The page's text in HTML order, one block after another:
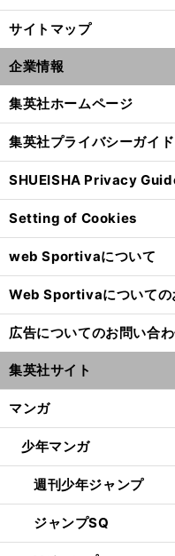
サイトマップ
企業情報
集英社ホームページ
集英社プライバシーガイ
SHUEISHA Privacy
Setting of Cookies
web Sportivaについて
Web Sportivaについての
広告についてのお問い合
集英社サイト
マンガ
少年マンガ
週刊少年ジャンプ
ジャンプSQ